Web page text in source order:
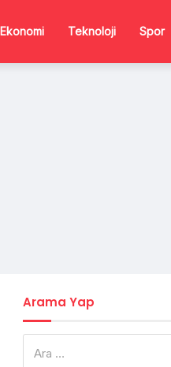
Ekonomi Teknoloji Spor
Arama Yap